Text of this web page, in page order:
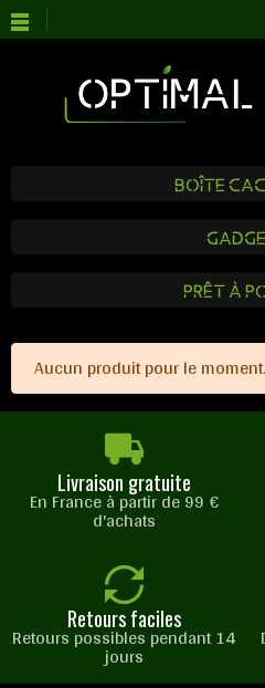
Boîte
Prêt à
Aucun produit pour le moment.
Livraison gratuite
En France à partir de 99 €
d'achats
Retours faciles
Retours possibles pendant 14
jours